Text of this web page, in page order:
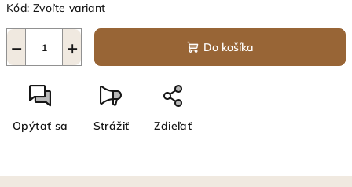
Kód: Zvoľte variant
+
− Do košíka
Opýtať sa Strážiť Zdieľať